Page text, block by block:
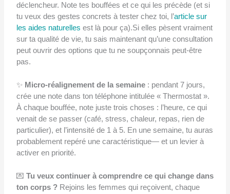
déclencheur. Note tes bouffées et ce qui les précède (et si
tu veux des gestes concrets à tester chez toi, l’article sur
les aides naturelles est là pour ça).Si elles pèsent vraiment
sur ta qualité de vie, tu sais maintenant qu’une consultation
peut ouvrir des options que tu ne soupçonnais peut-être
pas.
✨ Micro-réalignement de la semaine: pendant 7 jours,
crée une note dans ton téléphone intitulée « Thermostat ».
À chaque bouffée, note juste trois choses : l’heure, ce qui
venait de se passer (café, stress, chaleur, repas, rien de
particulier), et l’intensité de 1 à 5. En une semaine, tu auras
probablement repéré une caractéristique— et un levier à
activer en priorité.
💌 Tu veux continuer à comprendre ce qui change dans
ton corps ?Rejoins les femmes qui reçoivent, chaque